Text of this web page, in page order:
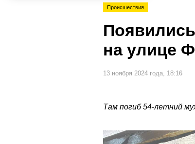
Происшествия
на улице
13 ноября 2024 года, 18:16
Там погиб 54-летний